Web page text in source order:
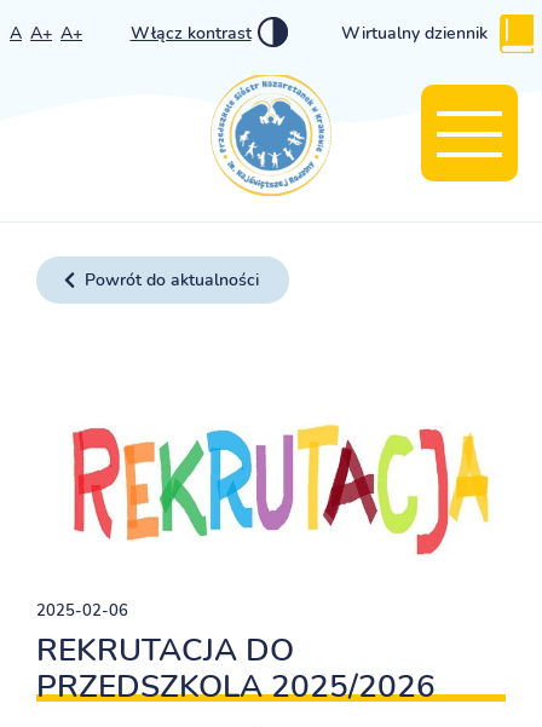
A A+ A+ Włącz kontrast Wirtualny dziennik
Powrót do aktualności
2025-02-06
REKRUTACJA DO
PRZEDSZKOLA 2025/2026